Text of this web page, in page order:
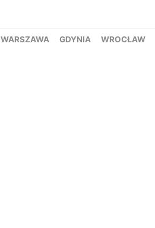
WARSZAWA GDYNIA WROCŁAW